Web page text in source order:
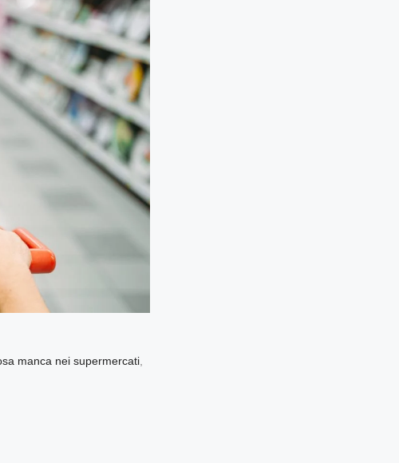
manca nei supermercati